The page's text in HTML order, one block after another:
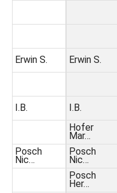
Erwin S.
I.B.
Posch
Nic…
Erwin S.
I.B.
Hofer
Mar…
Posch
Nic…
Posch
Her…